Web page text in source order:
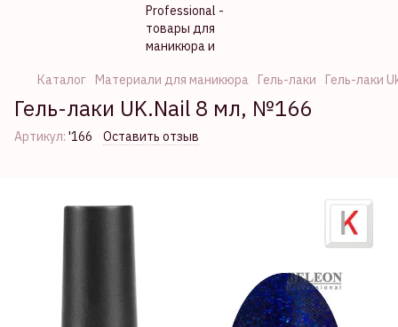
Каталог Материали для маникюра Гель-лаки Гель-лаки
Гель-лаки UK.Nail 8 мл, №166
Артикул: '166 Оставить отзыв